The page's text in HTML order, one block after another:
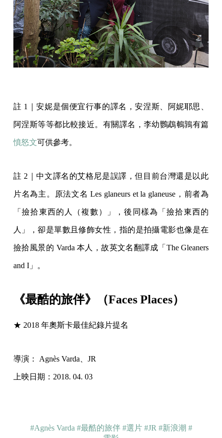
註 1｜安妮是個便宜行事的譯名，安涅斯、阿妮耶思、
阿涅斯等等都比較接近。有關譯名，李幼鸚鵡鵪鶉有篇
憤怒文可供參考。
註 2｜中文譯名的艾格尼是誤譯，但目前台灣還是以此
片名為主。原法文名 Les glaneurs et la glaneuse，前者為
「撿拾東西的人（複數）」，後同樣為「撿拾東西的
人」，卻是單數且修飾女性，指的是拍攝電影也像是在
撿拾風景的 Varda 本人，故英文名翻譯成「The Gleaners
and I」。
《最酷的旅伴》（Faces Places）
★ 2018 年奧斯卡最佳紀錄片提名
導演： Agnès Varda、JR
上映日期：2018. 04. 03
#Agnès Varda #最酷的旅伴 #選片 #JR #新浪潮 #